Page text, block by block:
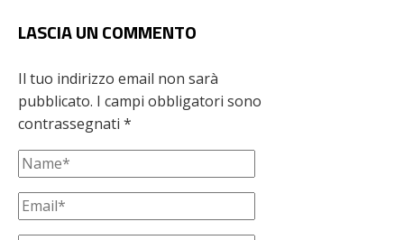
LASCIA UN COMMENTO
Il tuo indirizzo email non sarà
pubblicato. I campi obbligatori sono
contrassegnati *